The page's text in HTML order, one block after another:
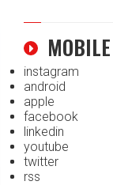
instagram
android
apple
facebook
linkedin
youtube
twitter
rss